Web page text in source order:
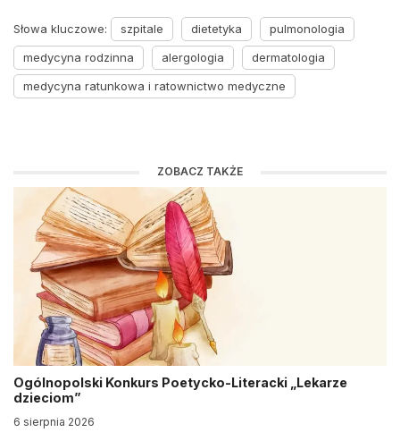
Słowa kluczowe: szpitale dietetyka
pulmonologia
medycyna rodzinna
alergologia
dermatologia
medycyna ratunkowa i ratownictwo medyczne
ZOBACZ TAKŻE
Ogólnopolski Konkurs Poetycko-Literacki „Lekarze
dzieciom”
6 sierpnia 2026